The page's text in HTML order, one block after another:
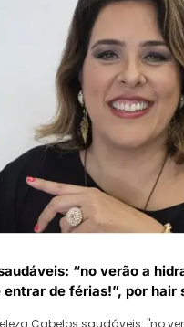
“no verão a
entrar de férias!”, por hair
Cabelos saudáveis: "no